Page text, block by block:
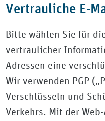
Vertrauliche E-
Bitte wählen Sie für
vertraulicher
Adressen eine
Wir verwenden PGP
Verschlüsseln und
Verkehrs. Mit der